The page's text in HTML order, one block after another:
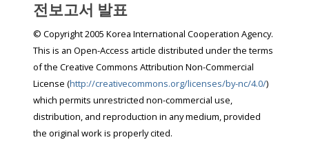
전보고서 발표
© Copyright 2005 Korea International Cooperation Agency.
This is an Open-Access article distributed under the terms
of the Creative Commons Attribution Non-Commercial
License (http://creativecommons.org/licenses/by-nc/4.0/)
which permits unrestricted non-commercial use,
distribution, and reproduction in any medium, provided
the original work is properly cited.